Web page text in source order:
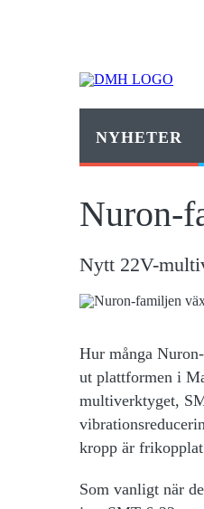
NYHETER
Nuron-
Nytt 22V-
Hur många
ut plattformen i
multiverktyget,
kropp är
Som vanligt när